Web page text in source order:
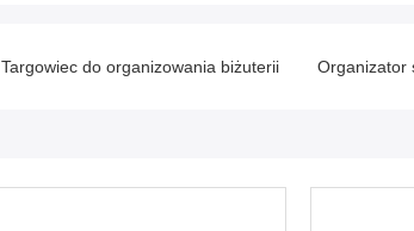
Targowiec do organizowania biżuterii Organizator